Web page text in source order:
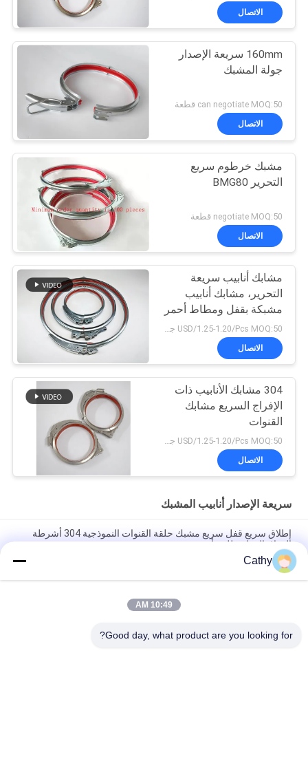
الاتصال
160mm سريعة الإصدار
جولة المشبك
can negotiate MOQ:50 قطعة
الاتصال
مشبك خرطوم سريع
التحرير BMG80
negotiate MOQ:50 قطعة
الاتصال
مشابك أنابيب سريعة
التحرير، مشابك أنابيب
مشبكة بقفل ومطاط أحمر
USD/1.25-1.20/Pcs MOQ:50 جهاز كمبيوتر شخصى
الاتصال
304 مشابك الأنابيب ذات
الإفراج السريع مشابك
القنوات
الاتصال
سريعة الإصدار أنابيب المشبك
إطلاق سريع قفل سريع مشبك حلقة القنوات النموذجية 304 أشرطة
الفولاذ المقاوم للصدأ
حلقة مشابك
مشبك أنابيب الإفراج السريع القفل السريع القناة الفولاذ المقاوم للصدأ
Cathy
10:49 AM
Good day, what product are you looking for?